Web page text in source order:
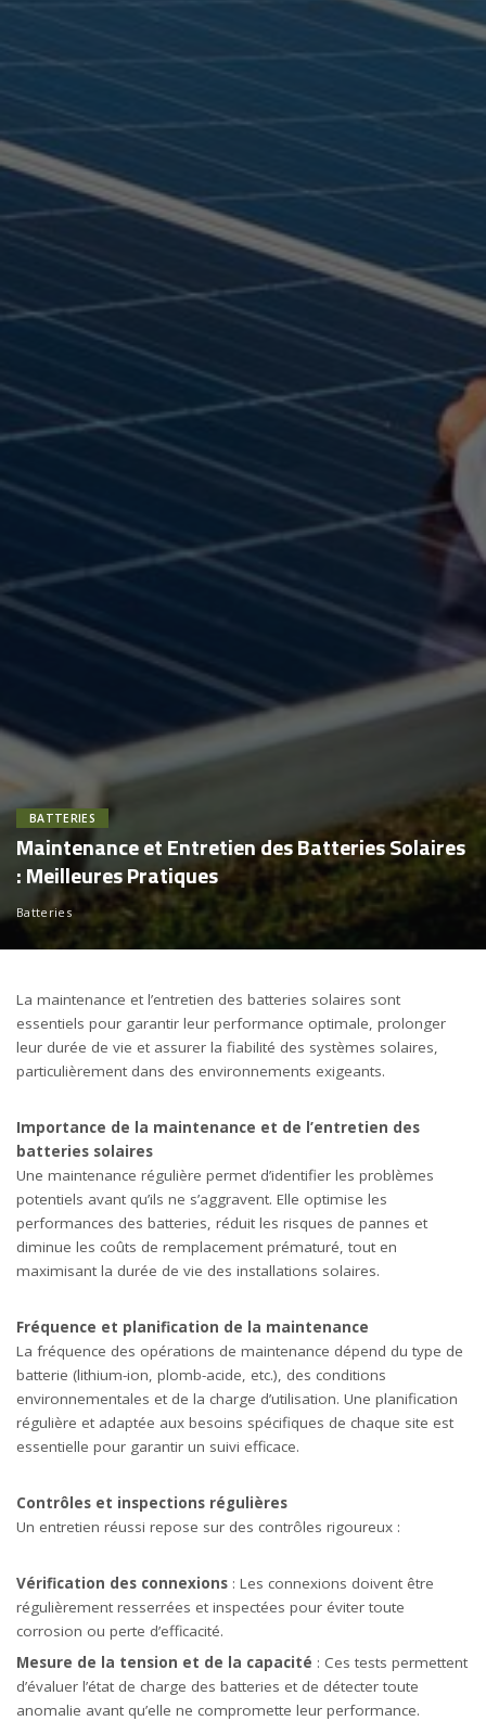
BATTERIES
Maintenance et Entretien des Batteries Solaires
: Meilleures Pratiques
Batteries
La maintenance et l’entretien des batteries solaires sont
essentiels pour garantir leur performance optimale, prolonger
leur durée de vie et assurer la fiabilité des systèmes solaires,
particulièrement dans des environnements exigeants.
Importance de la maintenance et de l’entretien des
batteries solaires
Une maintenance régulière permet d’identifier les problèmes
potentiels avant qu’ils ne s’aggravent. Elle optimise les
performances des batteries, réduit les risques de pannes et
diminue les coûts de remplacement prématuré, tout en
maximisant la durée de vie des installations solaires.
Fréquence et planification de la maintenance
La fréquence des opérations de maintenance dépend du type de
batterie (lithium-ion, plomb-acide, etc.), des conditions
environnementales et de la charge d’utilisation. Une planification
régulière et adaptée aux besoins spécifiques de chaque site est
essentielle pour garantir un suivi efficace.
Contrôles et inspections régulières
Un entretien réussi repose sur des contrôles rigoureux :
Vérification des connexions : Les connexions doivent être
régulièrement resserrées et inspectées pour éviter toute
corrosion ou perte d’efficacité.
Mesure de la tension et de la capacité : Ces tests permettent
d’évaluer l’état de charge des batteries et de détecter toute
anomalie avant qu’elle ne compromette leur performance.